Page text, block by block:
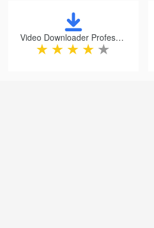
Video Downloader Professional
★ ★ ★ ★ ★